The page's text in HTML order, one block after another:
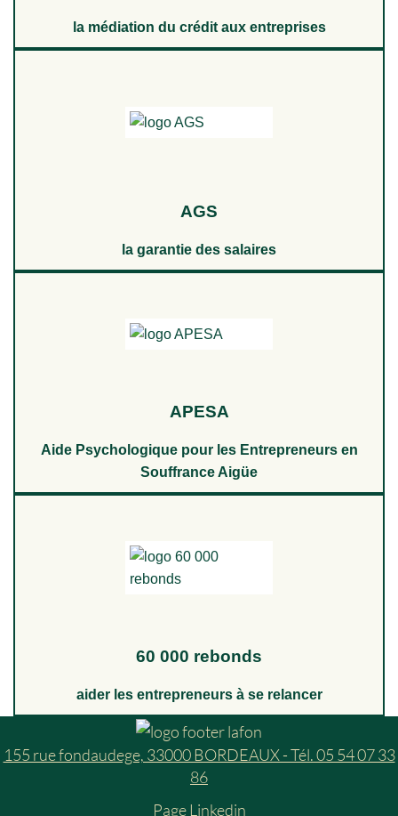
la médiation du crédit aux entreprises
AGS
la garantie des salaires
APESA
Aide Psychologique pour les Entrepreneurs en
Souffrance Aigüe
60 000 rebonds
aider les entrepreneurs à se relancer
155 rue fondaudege, 33000 BORDEAUX - Tél. 05 54 07 33
86
Page Linkedin